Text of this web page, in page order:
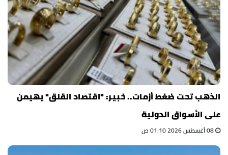
الذهب تحت ضغط أزمات.. خبير: "اقتصاد القلق" يهيمن
على الأسواق الدولية